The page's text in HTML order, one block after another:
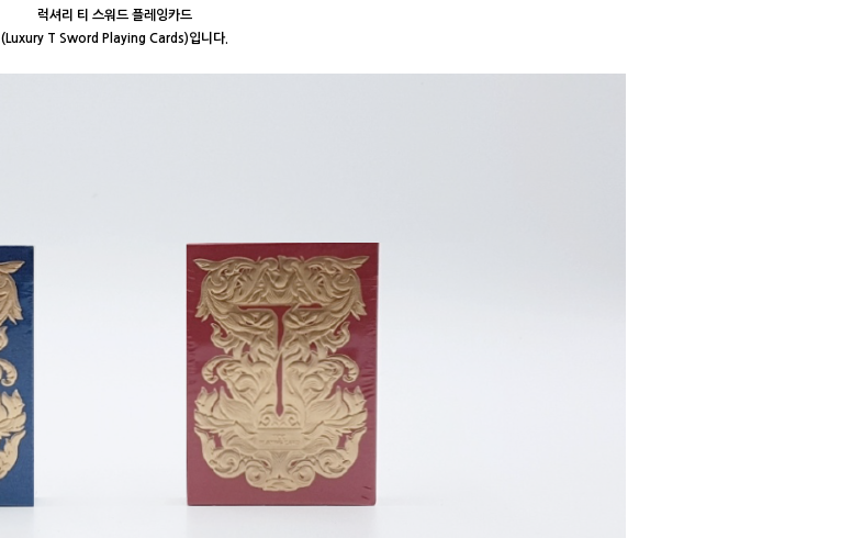
럭셔리 티 스워드 플레잉카드
(Luxury T Sword Playing Cards)입니다.